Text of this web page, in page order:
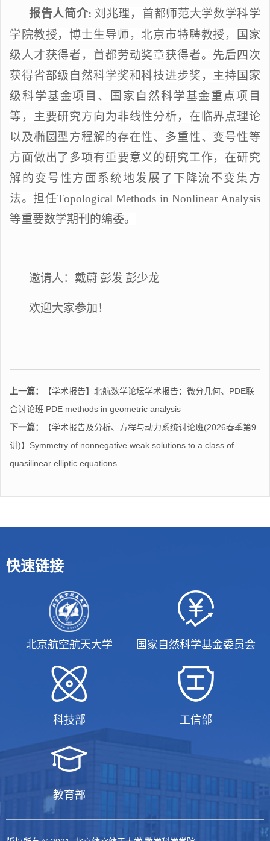
报告人简介: 刘兆理，首都师范大学数学科学
学院教授，博士生导师，北京市特聘教授 ，
国家
级人才获得者，首都劳动奖章获得者。先后四次
获得省部级自然科学奖和科技进步奖，主持国家
级科学基金项目、国家自然科学基金重点项目
等，主要研究方向为非线性分析，在临界点理论
以及椭圆型方程解的存在性、多重性、变号性等
方面做出了多项有重要意义的研究工作，在研究
解的变号性方面系统地发展了下降流不变集方
法。担任Topological Methods in Nonlinear Analysis
等重要数学期刊 的编委。
邀请人： 戴蔚 彭发 彭少龙
欢迎大家参加！
上一篇：
【学术报告】北航数学论坛学术报告：微分几何、PDE联
合讨论班 PDE methods in geometric analysis
下一篇：
【学术报告及分析、方程与动力系统讨论班(2026春季第9
讲)】Symmetry of nonnegative weak solutions to a class of
quasilinear elliptic equations
快速链接
北京航空航天大学 国家自然科学基金委员会
科技部 工信部
教育部